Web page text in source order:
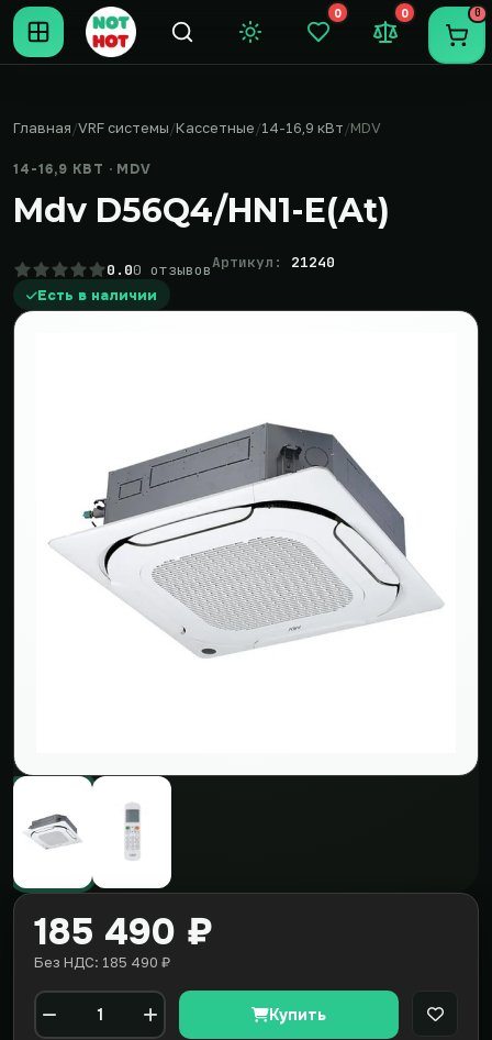
Темная тема
0
Закладки (0)
0
Сравнение
0
Главная VRF системы Кассетные 14-16,9 кВт MDV
14-16,9 КВТ · MDV
Mdv D56Q4/HN1-E(At)
0.00 отзывовАртикул: 21240
Есть в наличии
185 490 ₽
Без НДС: 185 490 ₽
Количество
Купить В